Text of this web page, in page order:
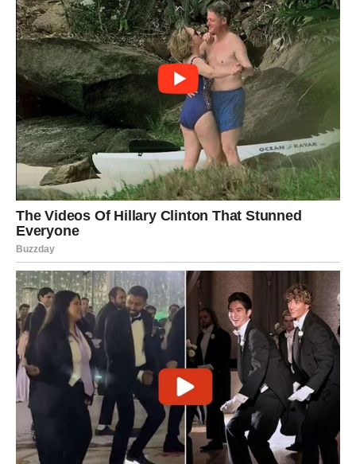
vernost sebi, za strpljenje i za snagu koju ste pokazivali
čak i kada vam je bilo najteže. Ono što ste čekali
godinama sada dolazi u pravom trenutku.
Nekome će to biti ljubav. Nekome novac. Nekome mir.
Nekome ostvarenje velikog plana. Ali zajedničko za sve
pripadnike ovog znaka jeste osećaj da je konačno stiglo
vreme sreće.